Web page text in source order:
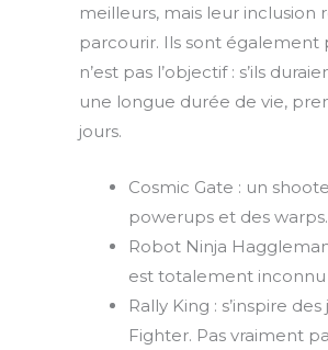
meilleurs, mais leur
parcourir. Ils sont également
n’est pas l’objectif : s’ils
une longue durée de vie,
jours.
Cosmic Gate : un
powerups et des
Robot Ninja
est totalement inconnu
Rally King : s’inspire
Fighter. Pas vraiment